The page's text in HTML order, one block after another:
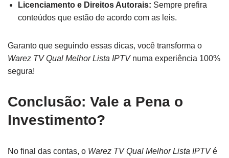
Licenciamento e Direitos Autorais: Sempre prefira
conteúdos que estão de acordo com as leis.
Garanto que seguindo essas dicas, você transforma o
Warez TV Qual Melhor Lista IPTVnuma experiência 100%
segura!
Conclusão: Vale a Pena o
Investimento?
No final das contas, o Warez TV Qual Melhor Lista IPTVé